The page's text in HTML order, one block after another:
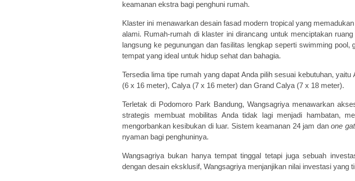
keamanan ekstra bagi penghuni rumah.
Klaster ini menawarkan desain fasad modern tropical yang
alami. Rumah-rumah di klaster ini dirancang untuk menciptakan
langsung ke pegunungan dan fasilitas lengkap seperti swimming
tempat yang ideal untuk hidup sehat dan bahagia.
Tersedia lima tipe rumah yang dapat Anda pilih sesuai kebutuhan,
(6 x 16 meter), Calya (7 x 16 meter) dan Grand Calya (7 x 18 meter).
Terletak di Podomoro Park Bandung, Wangsagriya menawarkan
strategis membuat mobilitas Anda tidak lagi menjadi hambatan,
mengorbankan kesibukan di luar. Sistem keamanan 24 jam danone
nyaman bagi penghuninya.
Wangsagriya bukan hanya tempat tinggal tetapi juga sebuah
dengan desain eksklusif, Wangsagriya menjanjikan nilai investasi yang